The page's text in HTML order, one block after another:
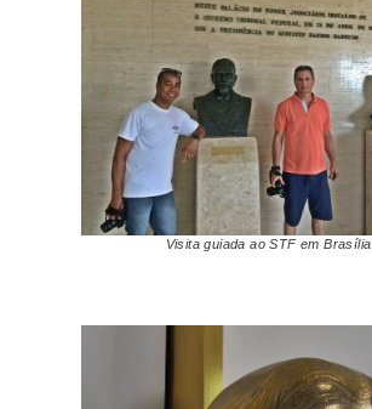
Visita guiada ao STF em Brasília